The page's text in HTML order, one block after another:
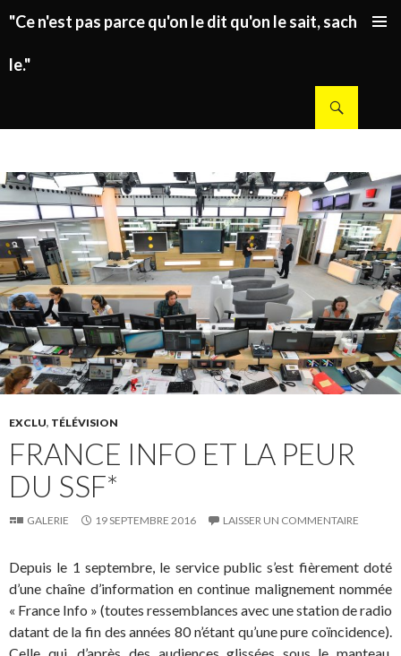
"Ce n'est pas parce qu'on le dit qu'on le sait, sachez
le."
EXCLU, TÉLÉVISION
FRANCE INFO ET LA PEUR
DU SSF*
GALERIE 19 SEPTEMBRE 2016 LAISSER UN COMMENTAIRE
Depuis le 1 septembre, le service public s’est fièrement doté
d’une chaîne d’information en continue malignement nommée
« France Info » (toutes ressemblances avec une station de radio
datant de la fin des années 80 n’étant qu’une pure coïncidence).